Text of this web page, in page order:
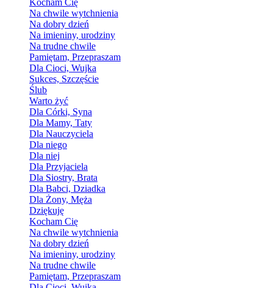
Kocham Cię
Na chwile wytchnienia
Na dobry dzień
Na imieniny, urodziny
Na trudne chwile
Pamiętam, Przepraszam
Dla Cioci, Wujka
Sukces, Szczęście
Ślub
Warto żyć
Dla Córki, Syna
Dla Mamy, Taty
Dla Nauczyciela
Dla niego
Dla niej
Dla Przyjaciela
Dla Siostry, Brata
Dla Babci, Dziadka
Dla Żony, Męża
Dziękuję
Kocham Cię
Na chwile wytchnienia
Na dobry dzień
Na imieniny, urodziny
Na trudne chwile
Pamiętam, Przepraszam